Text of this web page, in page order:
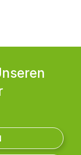
Alle
Grundierung
Wasser)
die
Wasser
ist. Dazu